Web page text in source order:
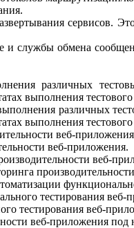
сервисов.
и службы обмена
различных
выполнения
различных
выполнения
веб-
веб-приложения.
веб-
тестирования веб-
тестирования веб-
веб-приложения под